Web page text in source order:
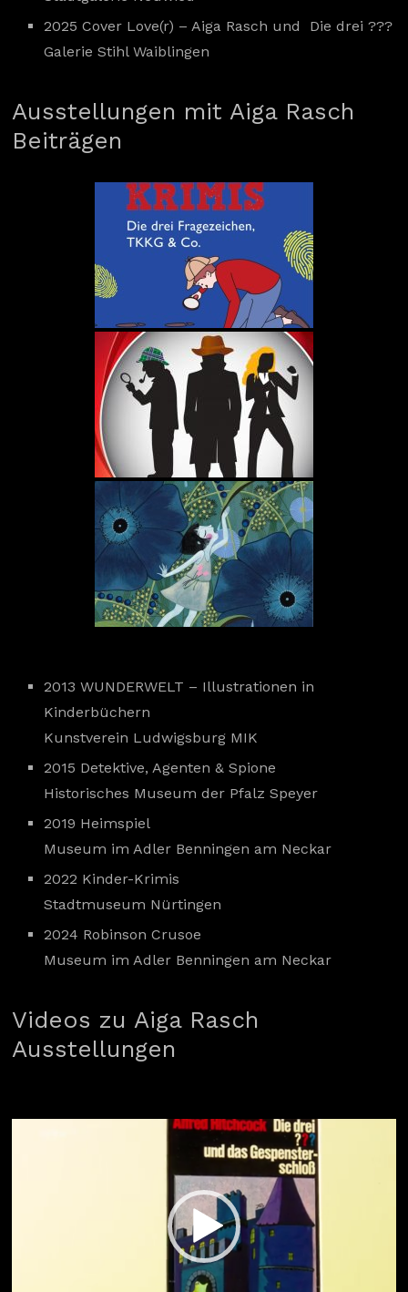
2025 Cover Love(r) – Aiga Rasch und Die drei ???
Galerie Stihl Waiblingen
Ausstellungen mit Aiga Rasch
Beiträgen
2013 WUNDERWELT – Illustrationen in
Kinderbüchern
Kunstverein Ludwigsburg MIK
2015 Detektive, Agenten & Spione
Historisches Museum der Pfalz Speyer
2019 Heimspiel
Museum im Adler Benningen am Neckar
2022 Kinder-Krimis
Stadtmuseum Nürtingen
2024 Robinson Crusoe
Museum im Adler Benningen am Neckar
Videos zu Aiga Rasch
Ausstellungen
Video-
Player